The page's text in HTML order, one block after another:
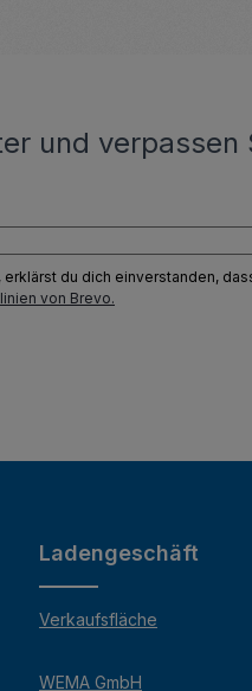
und verpassen
du dich einverstanden,
von Brevo.
Ladengeschäft
Verkaufsfläche
WEMA GmbH